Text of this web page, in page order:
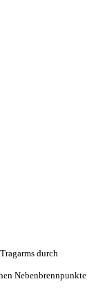
durch
Nebenbrennpunkte